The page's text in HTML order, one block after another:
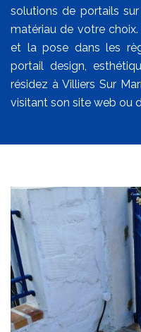
solutions de portails
matériau de votre
et la pose dans les
portail design,
résidez à Villiers Sur
visitant son site web ou